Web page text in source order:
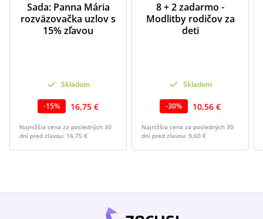
Sada: Panna Mária
rozväzovačka uzlov s
15% zľavou
Skladom
-15% 16,75 €
Najnižšia cena za posledných 30
dní pred zľavou: 16,75 €
8 + 2 zadarmo -
Modlitby rodičov za
deti
Skladom
-30% 10,56 €
Najnižšia cena za posledných 30
dní pred zľavou: 9,60 €